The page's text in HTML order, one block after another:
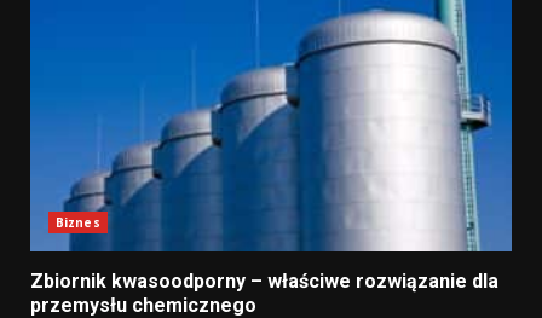
Biznes
Zbiornik kwasoodporny – właściwe rozwiązanie dla
przemysłu chemicznego